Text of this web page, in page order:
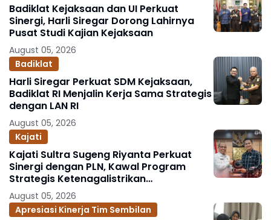
Badiklat Kejaksaan dan UI Perkuat
Sinergi, Harli Siregar Dorong Lahirnya
Pusat Studi Kajian Kejaksaan
August 05, 2026
Badiklat
Harli Siregar Perkuat SDM Kejaksaan,
Badiklat RI Menjalin Kerja Sama Strategis
dengan LAN RI
August 05, 2026
Kajati
Kajati Sultra Sugeng Riyanta Perkuat
Sinergi dengan PLN, Kawal Program
Strategis Ketenagalistrikan
Berlandaskan Kepastian Hukum
August 05, 2026
Apresiasi Kinerja Tim Sembilan